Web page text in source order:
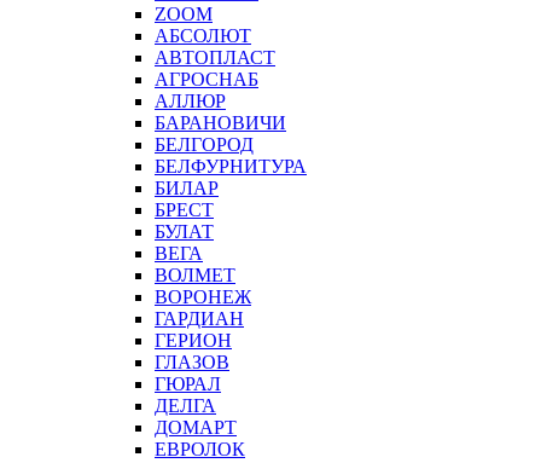
ZOOM
АБСОЛЮТ
АВТОПЛАСТ
АГРОСНАБ
АЛЛЮР
БАРАНОВИЧИ
БЕЛГОРОД
БЕЛФУРНИТУРА
БИЛАР
БРЕСТ
БУЛАТ
ВЕГА
ВОЛМЕТ
ВОРОНЕЖ
ГАРДИАН
ГЕРИОН
ГЛАЗОВ
ГЮРАЛ
ДЕЛГА
ДОМАРТ
ЕВРОЛОК